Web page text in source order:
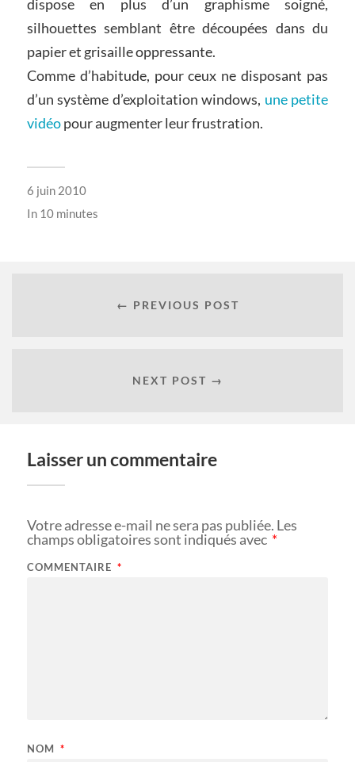
dispose en plus d’un graphisme soigné,
silhouettes semblant être découpées dans du
papier et grisaille oppressante.
Comme d’habitude, pour ceux ne disposant pas
d’un système d’exploitation windows, une petite
vidéopour augmenter leur frustration.
6 juin 2010
In 10 minutes
← PREVIOUS POST
NEXT POST →
Laisser un commentaire
Votre adresse e-mail ne sera pas publiée. Les
champs obligatoires sont indiqués avec *
COMMENTAIRE *
NOM *